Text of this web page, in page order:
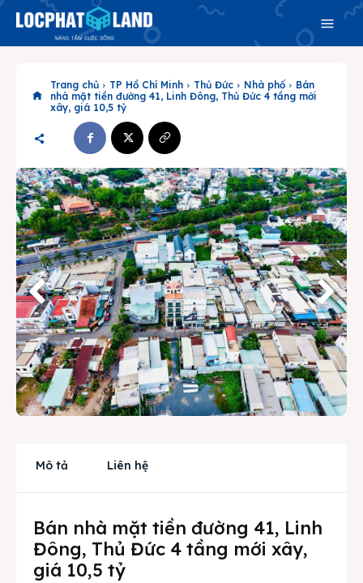
Search
Search
Phiên bản cập nhật V3
& tìm kiếm nhanh chóng hơn
Trang chủ
Dự án
Mua bán
Cho thuê
Liên hệ
Search
Trang chủ TP Hồ Chí Minh Thủ Đức Nhà phố
Bán
nhà mặt tiền đường 41, Linh Đông, Thủ Đức 4 tầng mới
xây, giá 10,5 tỷ
Mô tả Liên hệ
Bán nhà mặt tiền đường 41, Linh
Đông, Thủ Đức 4 tầng mới xây,
giá 10,5 tỷ